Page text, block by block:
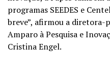
programas SEEDES e
breve”, afirmou a diretora-
Amparo à Pesquisa e
Cristina Engel.